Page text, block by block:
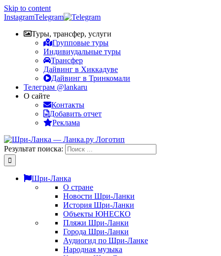
Skip to content
InstagramTelegram
Туры, трансфер, услуги
Групповые туры
Индивиудальные туры
Трансфер
Дайвинг в Хиккадуве
Дайвинг в Тринкомали
Телеграм @lankaru
О сайте
Контакты
Добавить отчет
Реклама
Результат поиска:
Шри-Ланка
О стране
Новости Шри-Ланки
История Шри-Ланки
Объекты ЮНЕСКО
Пляжи Шри-Ланки
Города Шри-Ланки
Аудиогид по Шри-Ланке
Народная музыка